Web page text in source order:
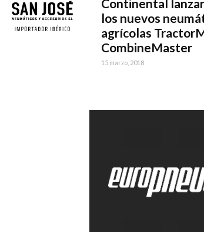
Continental
los nuevos
agrícolas
CombineMaster
15 marzo, 2018